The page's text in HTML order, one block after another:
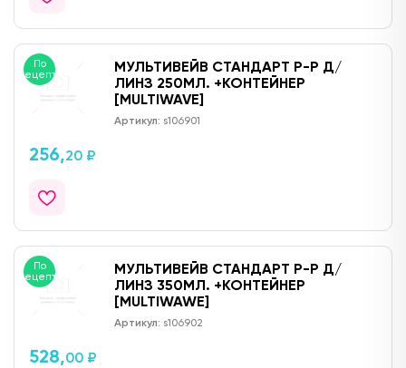
По
рецепту
МУЛЬТИВЕЙВ СТАНДАРТ Р-Р Д/
ЛИНЗ 250МЛ. +КОНТЕЙНЕР
[MULTIWAVE]
Артикул: s106901
256,20 ₽
По
рецепту
МУЛЬТИВЕЙВ СТАНДАРТ Р-Р Д/
ЛИНЗ 350МЛ. +КОНТЕЙНЕР
[MULTIWAWE]
Артикул: s106902
528,00 ₽